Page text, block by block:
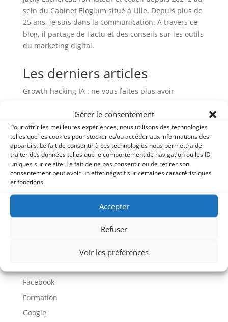
Gérer le consentement
Pour offrir les meilleures expériences, nous utilisons des technologies
telles que les cookies pour stocker et/ou accéder aux informations des
appareils. Le fait de consentir à ces technologies nous permettra de
traiter des données telles que le comportement de navigation ou les ID
uniques sur ce site. Le fait de ne pas consentir ou de retirer son
consentement peut avoir un effet négatif sur certaines caractéristiques
et fonctions.
Accepter
Refuser
Voir les préférences
sein du Cabinet Elogium situé à Lille. Depuis plus de
25 ans, je suis dans la communication. A travers ce
blog, il partage de l'actu et des conseils sur les outils
du marketing digital.
Les derniers articles
Growth hacking IA : ne vous faites plus avoir
réseaux sociaux ?
Facebook en 2026 : Faut-il vraiment quitter le navire
ou redresser la barre ?
Charte IA en formation : l’engagement Elogium à Lille
Liste des catégories
Facebook
Formation
Google